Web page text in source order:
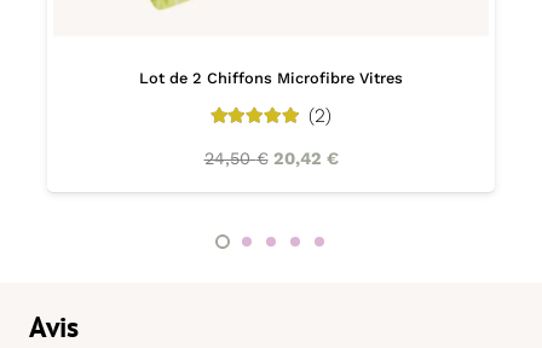
Lot de 2 Chiffons Microfibre Vitres
(2)
24,50€ 20,42 €
Avis